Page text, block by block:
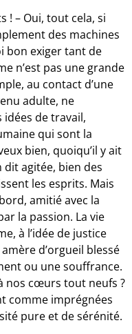
! – Oui, tout cela, si
des machines
bon exiger tant de
n’est pas une grande
au contact d’une
adulte, ne
de travail,
qui sont la
bien, quoiqu’il y ait
dit agitée, bien des
les esprits. Mais
amitié avec la
la passion. La vie
à l’idée de justice
d’orgueil blessé
ou une souffrance.
nos cœurs tout neufs ?
comme imprégnées
pure et de sérénité.